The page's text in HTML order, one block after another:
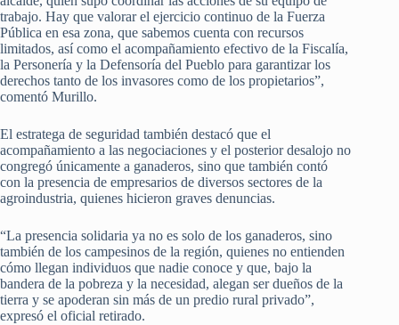
trabajo. Hay que valorar el ejercicio continuo de la Fuerza
Pública en esa zona, que sabemos cuenta con recursos
limitados, así como el acompañamiento efectivo de la Fiscalía,
la Personería y la Defensoría del Pueblo para garantizar los
derechos tanto de los invasores como de los propietarios”,
comentó Murillo.
El estratega de seguridad también destacó que el
acompañamiento a las negociaciones y el posterior desalojo no
congregó únicamente a ganaderos, sino que también contó
con la presencia de empresarios de diversos sectores de la
agroindustria, quienes hicieron graves denuncias.
“La presencia solidaria ya no es solo de los ganaderos, sino
también de los campesinos de la región, quienes no entienden
cómo llegan individuos que nadie conoce y que, bajo la
bandera de la pobreza y la necesidad, alegan ser dueños de la
tierra y se apoderan sin más de un predio rural privado”,
expresó el oficial retirado.